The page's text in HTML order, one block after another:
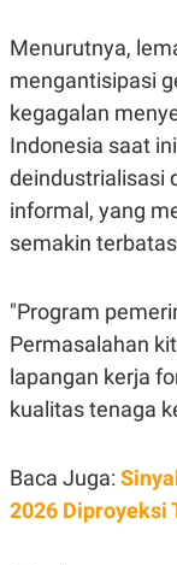
L
A
G
A
N
N
E
K
K
I
E
R
J
A
M
T
E
A
E
A
V
R
S
N
Menurutnya,
mengantisipasi
kegagalan
Indonesia saat
deindustrialisasi
informal, yang
semakin
"Program
Permasalahan
lapangan kerja
kualitas tenaga
Baca Juga:
2026 Diproyeksi